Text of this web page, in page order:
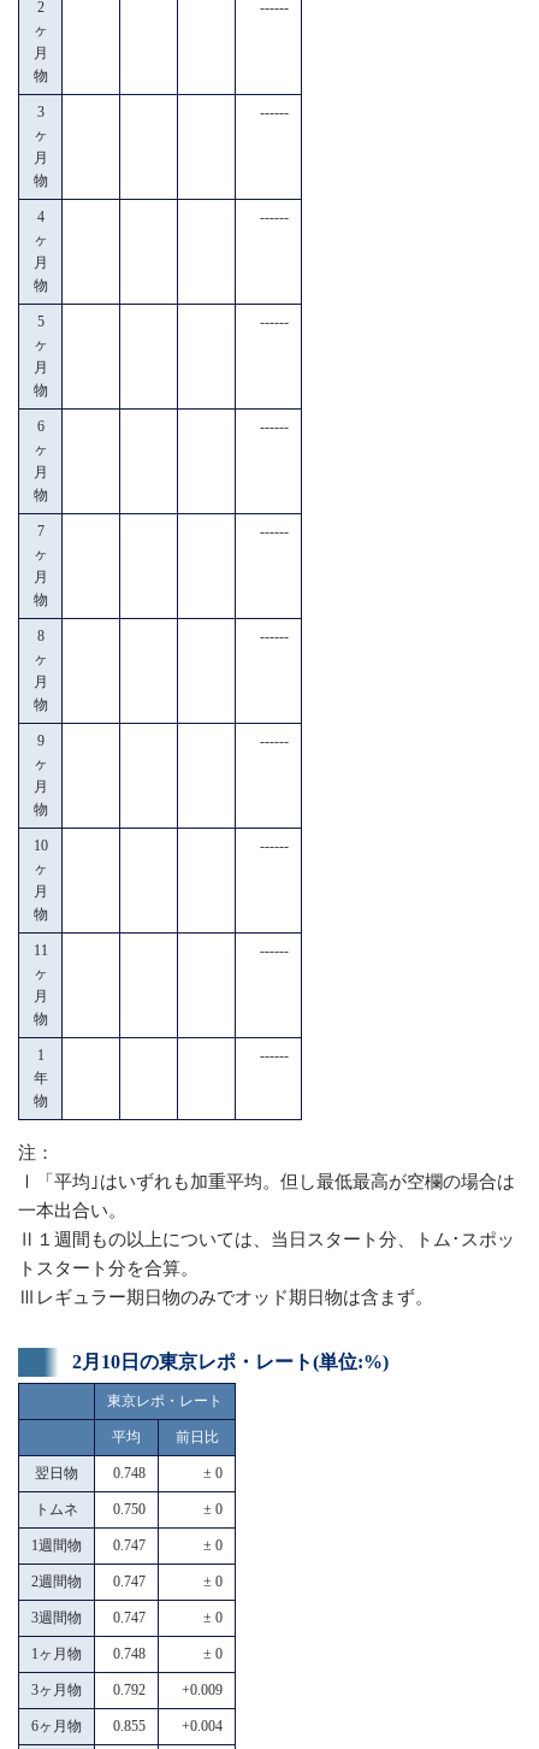
2
ヶ
月
物
------
3
ヶ
月
物
------
4
ヶ
月
物
------
5
ヶ
月
物
------
6
ヶ
月
物
------
7
ヶ
月
物
------
8
ヶ
月
物
------
9
ヶ
月
物
------
10
ヶ
月
物
------
11
ヶ
月
物
------
1
年
物
------
注：
Ⅰ「平均｣はいずれも加重平均。但し最低最高が空欄の場合は
一本出合い。
Ⅱ１週間もの以上については、当日スタート分、トム･スポッ
トスタート分を合算。
Ⅲレギュラー期日物のみでオッド期日物は含まず。
2月10日の東京レポ・レート(単位:%)
東京レポ・レート
平均 前日比
翌日物 0.748 ± 0
トムネ 0.750 ± 0
1週間物 0.747 ± 0
2週間物 0.747 ± 0
3週間物 0.747 ± 0
1ヶ月物 0.748 ± 0
3ヶ月物 0.792 +0.009
6ヶ月物 0.855 +0.004